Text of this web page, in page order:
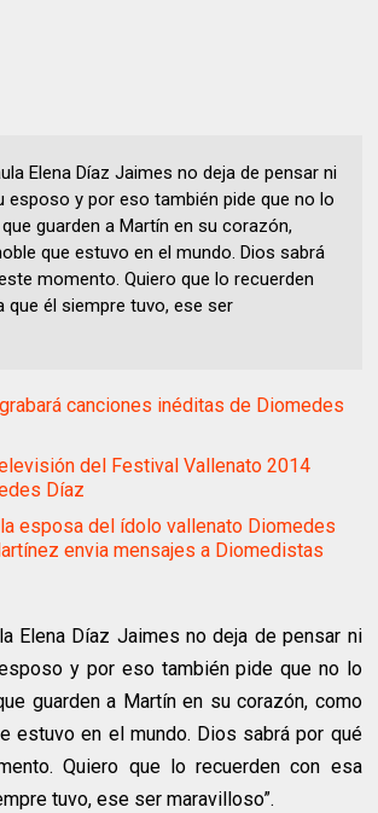
Elena Díaz Jaimes no deja de pensar ni
esposo y por eso también pide que no lo
que guarden a Martín en su corazón,
que estuvo en el mundo. Dios sabrá
momento. Quiero que lo recuerden
que él siempre tuvo, ese ser
canciones inéditas de Diomedes
del Festival Vallenato 2014
Díaz
esposa del ídolo vallenato Diomedes
envia mensajes a Diomedistas
Elena Díaz Jaimes no deja de pensar ni
y por eso también pide que no lo
guarden a Martín en su corazón, como
estuvo en el mundo. Dios sabrá por qué
Quiero que lo recuerden con esa
tuvo, ese ser maravilloso”.